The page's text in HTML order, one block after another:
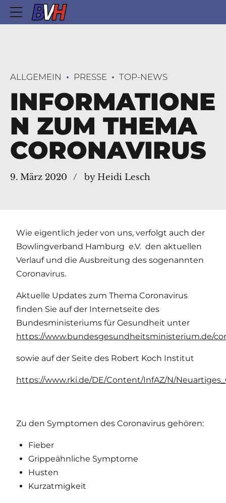
ALLGEMEIN PRESSE TOP-NEWS
INFORMATIONE
N ZUM THEMA
CORONAVIRUS
9. März 2020 by Heidi Lesch
Wie eigentlich jeder von uns, verfolgt auch der
Bowlingverband Hamburg e.V. den aktuellen
Verlauf und die Ausbreitung des sogenannten
Coronavirus.
Aktuelle Updates zum Thema Coronavirus
finden Sie auf der Internetseite des
Bundesministeriums für Gesundheit unter
https://www.bundesgesundheitsministerium.de/
sowie auf der Seite des Robert Koch Institut
https://www.rki.de/DE/Content/InfAZ/N/
Zu den Symptomen des Coronavirus gehören:
Fieber
Grippeähnliche Symptome
Husten
Kurzatmigkeit